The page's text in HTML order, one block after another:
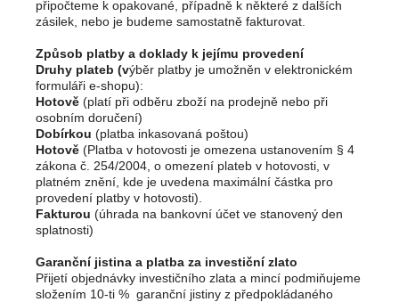
připočteme k opakované, případně k některé z dalších
zásilek, nebo je budeme samostatně fakturovat.
Způsob platby a doklady k jejímu provedení
Druhy plateb (výběr platby je umožněn v elektronickém
formuláři e-shopu):
Hotově (platí při odběru zboží na prodejně nebo při
osobním doručení)
Dobírkou (platba inkasovaná poštou)
Hotově (Platba v hotovosti je omezena ustanovením § 4
zákona č. 254/2004, o omezení plateb v hotovosti, v
platném znění, kde je uvedena maximální částka pro
provedení platby v hotovosti).
Fakturou (úhrada na bankovní účet ve stanovený den
splatnosti)
Garanční jistina a platba za investiční zlato
Přijetí objednávky investičního zlata a mincí podmiňujeme
složením 10-ti % garanční jistiny z předpokládaného